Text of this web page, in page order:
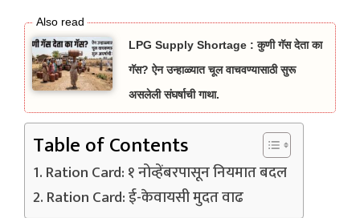
LPG Supply Shortage : कुणी गॅस देता का
गॅस? ऐन उन्हाळ्यात चूल वाचवण्यासाठी सुरू
असलेली संघर्षाची गाथा.
Table of Contents
Ration Card: १ नोव्हेंबरपासून नियमात बदल
Ration Card: ई-केवायसी मुदत वाढ